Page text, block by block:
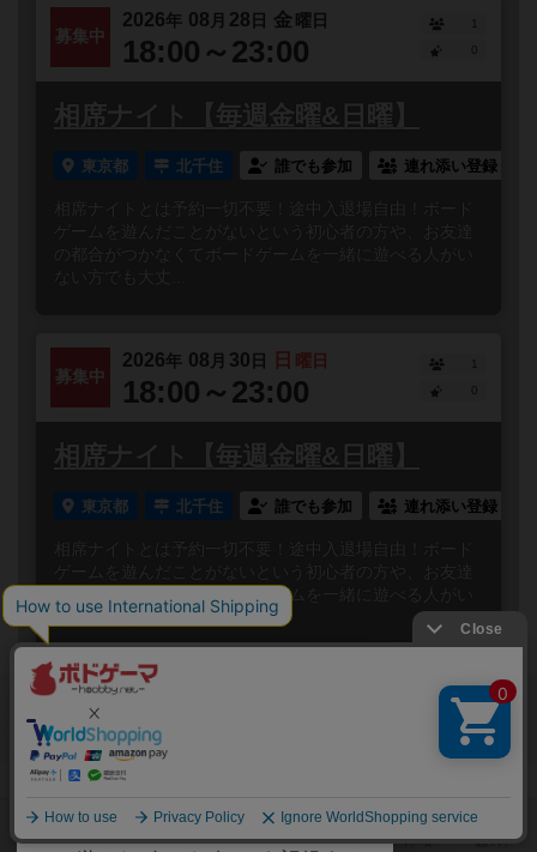
募集中
2026年 08 月 28 日 金曜日
18:00～23:00
1
相席ナイト【毎週金曜&日曜】
東京都 北千住 誰でも参加 連れ添い登録
相席ナイトとは予約一切不要！途中入退場自由！ボード
ゲームを遊んだことがないという初心者の方や、お友達
の都合がつかなくてボードゲームを一緒に遊べる人がい
ない方でも大丈...
募集中
2026年 08 月 30 日 日 曜日
18:00～23:00
1
相席ナイト【毎週金曜&日曜】
東京都 北千住 誰でも参加 連れ添い登録
相席ナイトとは予約一切不要！途中入退場自由！ボード
ゲームを遊んだことがないという初心者の方や、お友達
の都合がつかなくてボードゲームを一緒に遊べる人がい
ない方でも大丈...
閉じる
ボードゲームのプレイ履歴を記録し
自分のデータを管理しませんか？
約75,000人 がボドゲーマを利用中！